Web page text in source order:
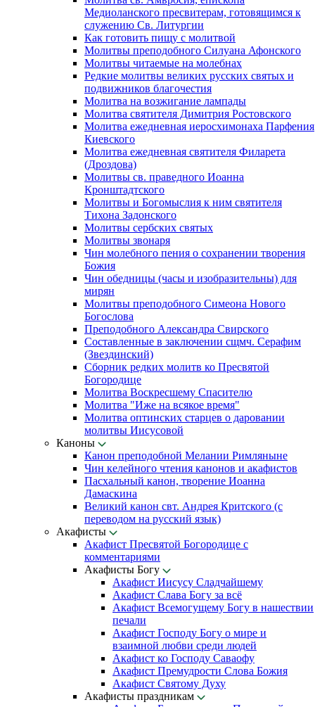
Медиоланского пресвитерам, готовящимся к
служению Св. Литургии
Как готовить пищу с молитвой
Молитвы преподобного Силуана Афонского
Молитвы читаемые на молебнах
Редкие молитвы великих русских святых и
подвижников благочестия
Молитва на возжигание лампады
Молитва святителя Димитрия Ростовского
Молитва ежедневная иеросхимонаха Парфения
Киевского
Молитва ежедневная святителя Филарета
(Дроздова)
Молитвы св. праведного Иоанна
Кронштадтского
Молитвы и Богомыслия к ним святителя
Тихона Задонского
Молитвы сербских святых
Молитвы звонаря
Чин молебного пения о сохранении творения
Божия
Чин обедницы (часы и изобразительны) для
мирян
Молитвы преподобного Симеона Нового
Богослова
Преподобного Александра Свирского
Составленные в заключении сщмч. Серафим
(Звездинский)
Сборник редких молитв ко Пресвятой
Богородице
Молитва Воскресшему Спасителю
Молитва "Иже на всякое время"
Молитва оптинских старцев о даровании
молитвы Иисусовой
Каноны
Канон преподобной Мелании Римляныне
Чин келейного чтения канонов и акафистов
Пасхальный канон, творение Иоанна
Дамаскина
Великий канон свт. Андрея Критского (с
переводом на русский язык)
Акафисты
Акафист Пресвятой Богородице с
комментариями
Акафисты Богу
Акафист Иисусу Сладчайшему
Акафист Слава Богу за всё
Акафист Всемогущему Богу в нашествии
печали
Акафист Господу Богу о мире и
взаимной любви среди людей
Акафист ко Господу Саваофу
Акафист Премудрости Слова Божия
Акафист Святому Духу
Акафисты праздникам